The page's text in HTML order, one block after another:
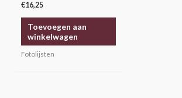
€16,25
Toevoegen aan
winkelwagen
Fotolijsten